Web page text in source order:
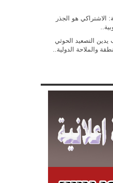
الاشتراكي هو الجذر
يدين التصعيد الحوثي
والملاحة الدولية..